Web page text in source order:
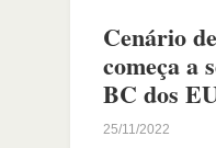
Cenário
começa a
BC dos
25/11/2022